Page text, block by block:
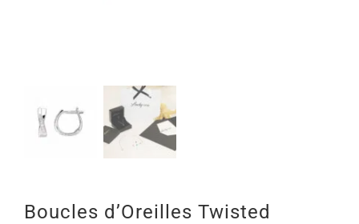
Boucles d’Oreilles Twisted